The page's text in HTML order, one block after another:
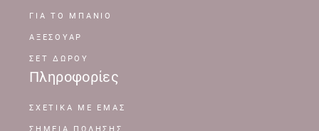
ΓΙΑ ΤΟ ΜΠΑΝΙΟ
ΑΞΕΣΟΥΑΡ
ΣΕΤ ΔΩΡΟΥ
Πληροφορίες
ΣΧΕΤΙΚΆ ΜΕ ΕΜΆΣ